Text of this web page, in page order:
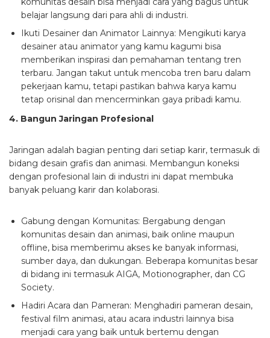
belajar langsung dari para ahli di industri.
Ikuti Desainer dan Animator Lainnya: Mengikuti karya
desainer atau animator yang kamu kagumi bisa
memberikan inspirasi dan pemahaman tentang tren
terbaru. Jangan takut untuk mencoba tren baru dalam
pekerjaan kamu, tetapi pastikan bahwa karya kamu
tetap orisinal dan mencerminkan gaya pribadi kamu.
4. Bangun Jaringan Profesional
Jaringan adalah bagian penting dari setiap karir, termasuk di
bidang desain grafis dan animasi. Membangun koneksi
dengan profesional lain di industri ini dapat membuka
banyak peluang karir dan kolaborasi.
Gabung dengan Komunitas: Bergabung dengan
komunitas desain dan animasi, baik online maupun
offline, bisa memberimu akses ke banyak informasi,
sumber daya, dan dukungan. Beberapa komunitas besar
di bidang ini termasuk AIGA, Motionographer, dan CG
Society.
Hadiri Acara dan Pameran: Menghadiri pameran desain,
festival film animasi, atau acara industri lainnya bisa
menjadi cara yang baik untuk bertemu dengan